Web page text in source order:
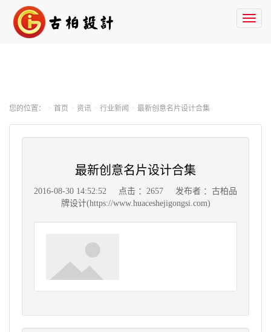
您的位置： 首页 资讯 行业新闻 最新创意名片设计合集
最新创意名片设计合集
2016-08-30 14:52:52 点击 ：2657
发布者 ：古柏品
牌设计(https://www.huaceshejigongsi.com)